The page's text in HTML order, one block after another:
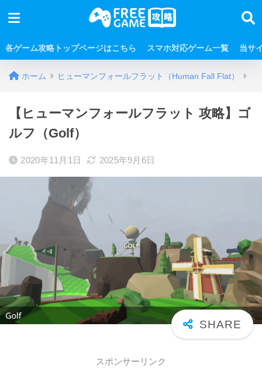
各ゲーム攻略トップページはこちら スマホ対応ゲーム一覧 当サ
ホーム ヒューマンフォールフラット（Human Fall Flat）
【ヒューマンフォールフラット 攻略】ゴ
ルフ（Golf）
2020年11月1日 2025年9月6日
スポンサーリンク